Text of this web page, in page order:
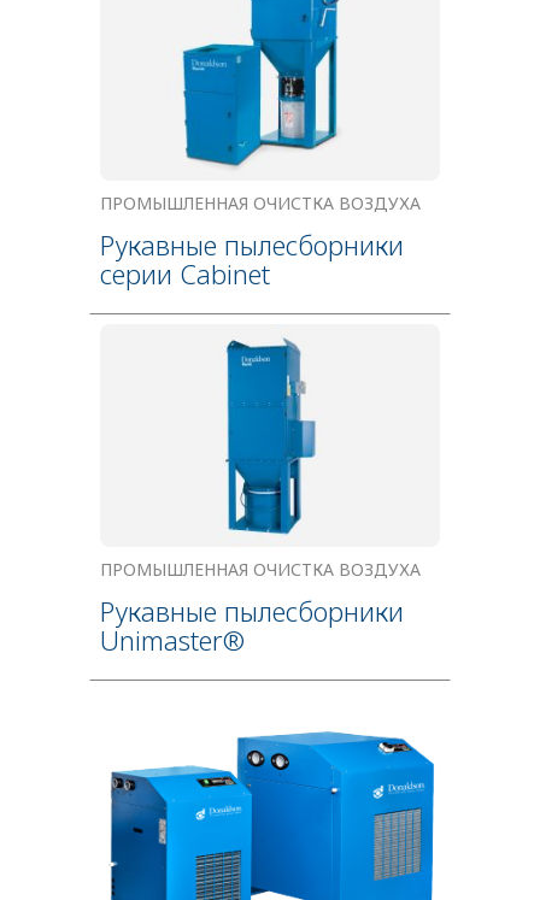
ПРОМЫШЛЕННАЯ ОЧИСТКА ВОЗДУХА
Рукавные пылесборники
серии Cabinet
ПРОМЫШЛЕННАЯ ОЧИСТКА ВОЗДУХА
Рукавные пылесборники
Unimaster®